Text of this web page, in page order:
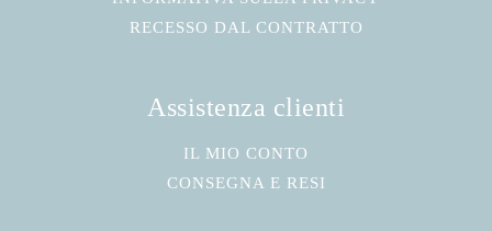
RECESSO DAL CONTRATTO
Assistenza clienti
IL MIO CONTO
CONSEGNA E RESI